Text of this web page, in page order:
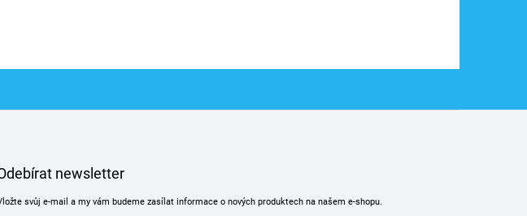
newsletter
svůj e-mail a my vám budeme zasílat informace o nových produktech na našem e-shopu.